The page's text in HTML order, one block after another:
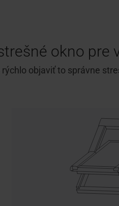
okno pre
objaviť to správne